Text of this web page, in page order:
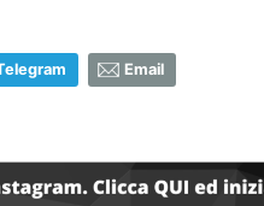
Email